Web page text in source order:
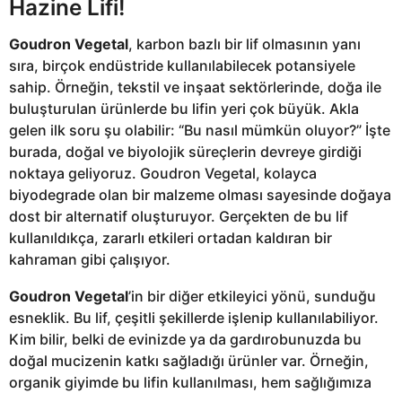
Hazine Lifi!
Goudron Vegetal, karbon bazlı bir lif olmasının yanı
sıra, birçok endüstride kullanılabilecek potansiyele
sahip. Örneğin, tekstil ve inşaat sektörlerinde, doğa ile
buluşturulan ürünlerde bu lifin yeri çok büyük. Akla
gelen ilk soru şu olabilir: “Bu nasıl mümkün oluyor?” İşte
burada, doğal ve biyolojik süreçlerin devreye girdiği
noktaya geliyoruz. Goudron Vegetal, kolayca
biyodegrade olan bir malzeme olması sayesinde doğaya
dost bir alternatif oluşturuyor. Gerçekten de bu lif
kullanıldıkça, zararlı etkileri ortadan kaldıran bir
kahraman gibi çalışıyor.
Goudron Vegetal’in bir diğer etkileyici yönü, sunduğu
esneklik. Bu lif, çeşitli şekillerde işlenip kullanılabiliyor.
Kim bilir, belki de evinizde ya da gardırobunuzda bu
doğal mucizenin katkı sağladığı ürünler var. Örneğin,
organik giyimde bu lifin kullanılması, hem sağlığımıza